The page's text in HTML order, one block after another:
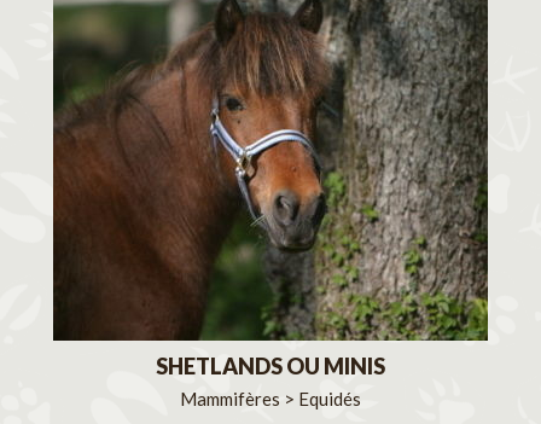
SHETLANDS OU MINIS
Mammifères > Equidés